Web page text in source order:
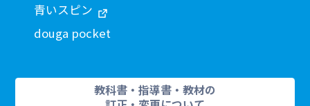
青いスピン
douga pocket
教科書・指導書・教材の